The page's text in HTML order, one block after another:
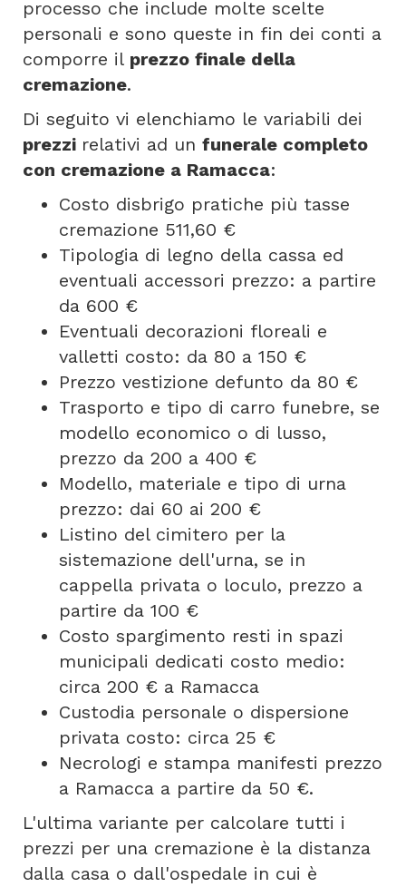
processo che include molte scelte
personali e sono queste in fin dei conti a
comporre il prezzo finale della
cremazione.
Di seguito vi elenchiamo le variabili dei
prezzi relativi ad un funerale completo
con cremazione a Ramacca:
Costo disbrigo pratiche più tasse
cremazione 511,60 €
Tipologia di legno della cassa ed
eventuali accessori prezzo: a partire
da 600 €
Eventuali decorazioni floreali e
valletti costo: da 80 a 150 €
Prezzo vestizione defunto da 80 €
Trasporto e tipo di carro funebre, se
modello economico o di lusso,
prezzo da 200 a 400 €
Modello, materiale e tipo di urna
prezzo: dai 60 ai 200 €
Listino del cimitero per la
sistemazione dell'urna, se in
cappella privata o loculo, prezzo a
partire da 100 €
Costo spargimento resti in spazi
municipali dedicati costo medio:
circa 200 € a Ramacca
Custodia personale o dispersione
privata costo: circa 25 €
Necrologi e stampa manifesti prezzo
a Ramacca a partire da 50 €.
L'ultima variante per calcolare tutti i
prezzi per una cremazione è la distanza
dalla casa o dall'ospedale in cui è